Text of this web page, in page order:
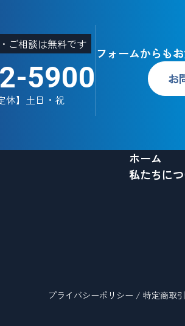
ご相談は無料です
5900
休】土日・祝
フォームからも
お
ホーム
私たちに
プライバシーポリシー / 特定商取